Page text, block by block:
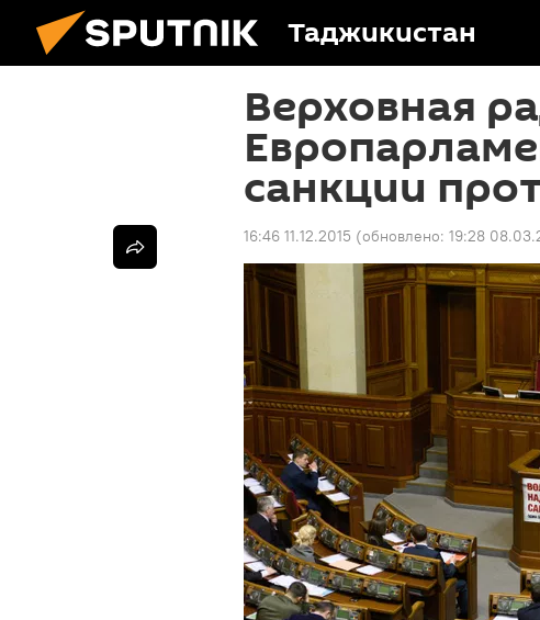
Таджикистан
Верховная
санкции
16:46 11.12.2015 (обновлено: 19:28